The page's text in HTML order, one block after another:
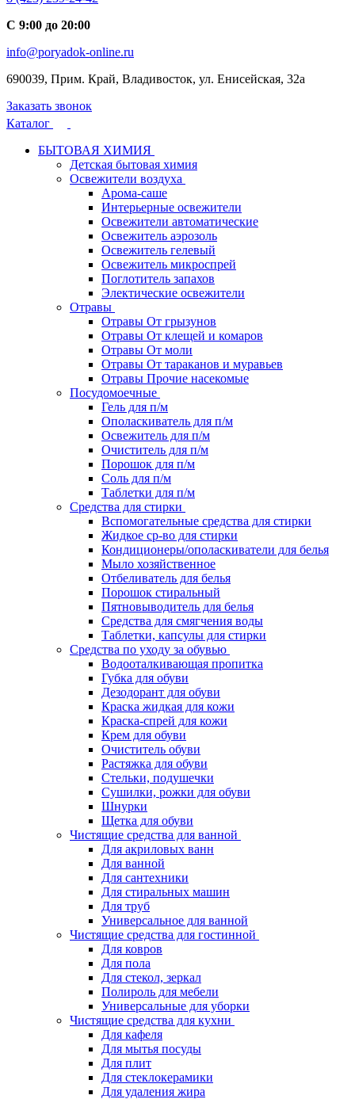
С 9:00 до 20:00
info@poryadok-online.ru
690039, Прим. Край, Владивосток, ул. Енисейская, 32а
Заказать звонок
Каталог
БЫТОВАЯ ХИМИЯ
Детская бытовая химия
Освежители воздуха
Арома-саше
Интерьерные освежители
Освежители автоматические
Освежитель аэрозоль
Освежитель гелевый
Освежитель микроспрей
Поглотитель запахов
Электические освежители
Отравы
Отравы От грызунов
Отравы От клещей и комаров
Отравы От моли
Отравы От тараканов и муравьев
Отравы Прочие насекомые
Посудомоечные
Гель для п/м
Ополаскиватель для п/м
Освежитель для п/м
Очиститель для п/м
Порошок для п/м
Соль для п/м
Таблетки для п/м
Средства для стирки
Вспомогательные средства для стирки
Жидкое ср-во для стирки
Кондиционеры/ополаскиватели для белья
Мыло хозяйственное
Отбеливатель для белья
Порошок стиральный
Пятновыводитель для белья
Средства для смягчения воды
Таблетки, капсулы для стирки
Средства по уходу за обувью
Водооталкивающая пропитка
Губка для обуви
Дезодорант для обуви
Краска жидкая для кожи
Краска-спрей для кожи
Крем для обуви
Очиститель обуви
Растяжка для обуви
Стельки, подушечки
Сушилки, рожки для обуви
Шнурки
Щетка для обуви
Чистящие средства для ванной
Для акриловых ванн
Для ванной
Для сантехники
Для стиральных машин
Для труб
Универсальное для ванной
Чистящие средства для гостинной
Для ковров
Для пола
Для стекол, зеркал
Полироль для мебели
Универсальные для уборки
Чистящие средства для кухни
Для кафеля
Для мытья посуды
Для плит
Для стеклокерамики
Для удаления жира